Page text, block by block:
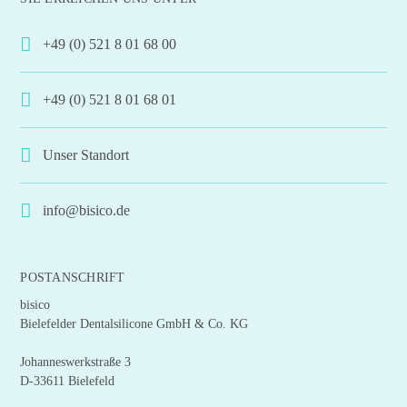
+49 (0) 521 8 01 68 00
+49 (0) 521 8 01 68 01
Unser Standort
info@bisico.de
POSTANSCHRIFT
bisico
Bielefelder Dentalsilicone GmbH & Co. KG
Johanneswerkstraße 3
D-33611 Bielefeld